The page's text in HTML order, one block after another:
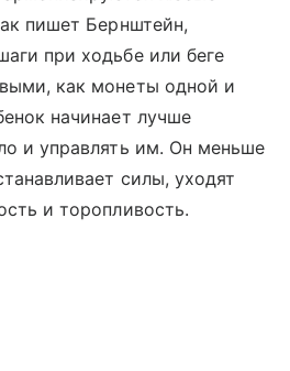
пишет Бернштейн,
при ходьбе или беге
как монеты одной и
начинает лучше
и управлять им. Он меньше
силы, уходят
и торопливость.